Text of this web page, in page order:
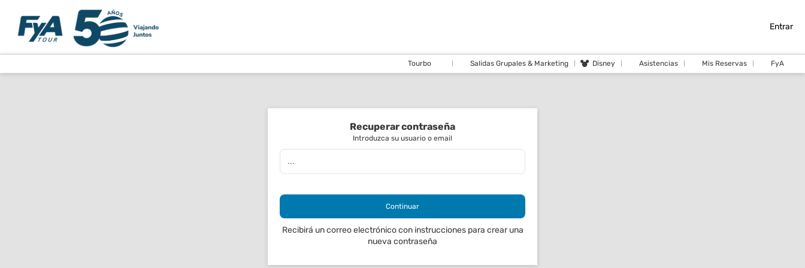
Entrar
Tourbo Salidas Grupales & Marketing Disney Asistencias Mis Reservas FyA
Recuperar contraseña
Introduzca su usuario o email
Continuar
Recibirá un correo electrónico con instrucciones para crear una
nueva contraseña